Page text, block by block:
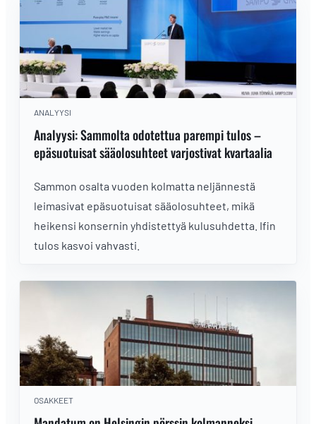
ANALYYSI
Analyysi: Sammolta odotettua parempi tulos –
epäsuotuisat sääolosuhteet varjostivat kvartaalia
Sammon osalta vuoden kolmatta neljännestä
leimasivat epäsuotuisat sääolosuhteet, mikä
heikensi konsernin yhdistettyä kulusuhdetta. Ifin
tulos kasvoi vahvasti.
OSAKKEET